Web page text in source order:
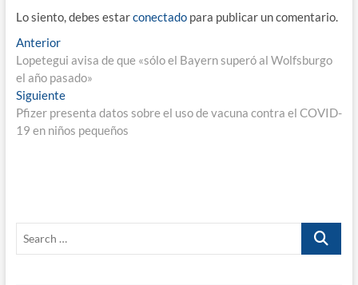
Lo siento, debes estarconectadopara publicar un comentario.
Navegación
de
entradas
AnteriorEntrada
anterior:
Lopetegui avisa de que «sólo el Bayern superó al Wolfsburgo
el año pasado»
SiguienteEntrada
siguiente:
Pfizer presenta datos sobre el uso de vacuna contra el COVID-
19 en niños pequeños
Search